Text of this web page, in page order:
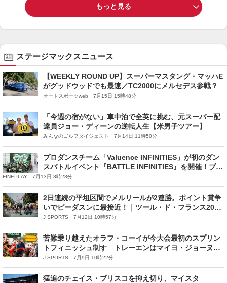
もっと見る
ステージマックスニュース
【WEEKLY ROUND UP】スーパーマスタング・マッハE
がグッドウッドでも最速／TC2000にメルセデス参戦？
オートスポーツweb 7月15日 15時48分
「今週の宿がない」車中泊で全英に挑む、元スーパー配
達員ジョー・ディーンの逆転人生【米男子ツアー】
みんなのゴルフダイジェスト 7月14日 11時50分
プロダンスチーム「Valuence INFINITIES」が初のダン
スバトルイベント『BATTLE INFINITIES』を開催！ブレ
イキンの聖地・溝の口に若き才能が集結
FINEPLAY 7月13日 8時28分
2日連続の平坦区間でメルリールが2連勝。ポイント賞争
いでピーダスンに最接近！｜ツール・ド・フランス2026
レースレポート：第8ステージ
J SPORTS 7月12日 10時57分
苦難乗り越えたオラフ・コーイが今大会最初のスプリン
トフィニッシュ制す トレーエンはマイヨ・ジョーヌで
ピレネーへ｜ツール・ド・フランス2026 レースレポー
ト：第5ステージ
J SPORTS 7月9日 10時22分
猛追のチェイス・ブリスコを抑え切り、マイスタ